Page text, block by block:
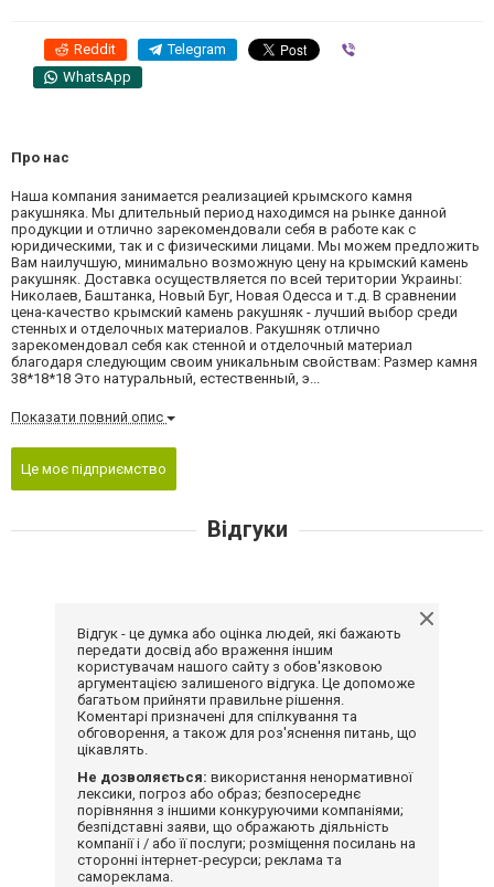
Reddit Telegram
WhatsApp
Про нас
Наша компания занимается реализацией крымского камня
ракушняка. Мы длительный период находимся на рынке данной
продукции и отлично зарекомендовали себя в работе как с
юридическими, так и с физическими лицами. Мы можем предложить
Вам наилучшую, минимально возможную цену на крымский камень
ракушняк. Доставка осуществляется по всей територии Украины:
Николаев, Баштанка, Новый Буг, Новая Одесса и т.д. В сравнении
цена-качество крымский камень ракушняк - лучший выбор среди
стенных и отделочных материалов. Ракушняк отлично
зарекомендовал себя как стенной и отделочный материал
благодаря следующим своим уникальным свойствам: Размер камня
38*18*18 Это натуральный, естественный, э...
Показати повний опис
Це моє підприємство
Відгуки
Відгук - це думка або оцінка людей, які бажають
передати досвід або враження іншим
користувачам нашого сайту з обов'язковою
аргументацією залишеного відгука. Це допоможе
багатьом прийняти правильне рішення.
Коментарі призначені для спілкування та
обговорення, а також для роз'яснення питань, що
цікавлять.
Не дозволяється: використання ненормативної
лексики, погроз або образ; безпосереднє
порівняння з іншими конкуруючими компаніями;
безпідставні заяви, що ображають діяльність
компанії і / або її послуги; розміщення посилань на
сторонні інтернет-ресурси; реклама та
самореклама.